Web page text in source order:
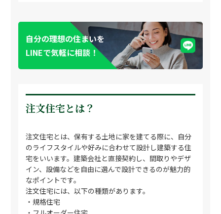
自分の理想の住まいを
LINEで気軽に相談！
注文住宅とは？
注文住宅とは、保有する土地に家を建てる際に、自分
のライフスタイルや好みに合わせて設計し建築する住
宅をいいます。建築会社と直接契約し、間取りやデザ
イン、設備などを自由に選んで設計できるのが魅力的
なポイントです。
注文住宅には、以下の種類があります。
・規格住宅